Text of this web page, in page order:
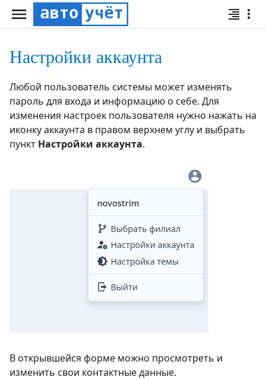
Настройки аккаунта
Любой пользователь системы может изменять
пароль для входа и информацию о себе. Для
изменения настроек пользователя нужно нажать на
иконку аккаунта в правом верхнем углу и выбрать
пункт Настройки аккаунта.
В открывшейся форме можно просмотреть и
изменить свои контактные данные.